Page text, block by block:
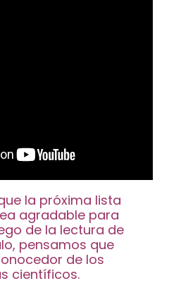
la próxima lista
agradable para
de la lectura de
pensamos que
de los
científicos.